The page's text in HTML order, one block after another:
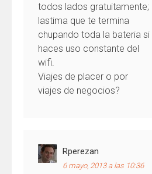
todos lados gratuitamente;
lastima que te termina
chupando toda la bateria si
haces uso constante del
wifi.
Viajes de placer o por
viajes de negocios?
Rperezan
6 mayo, 2013 a las 10:36